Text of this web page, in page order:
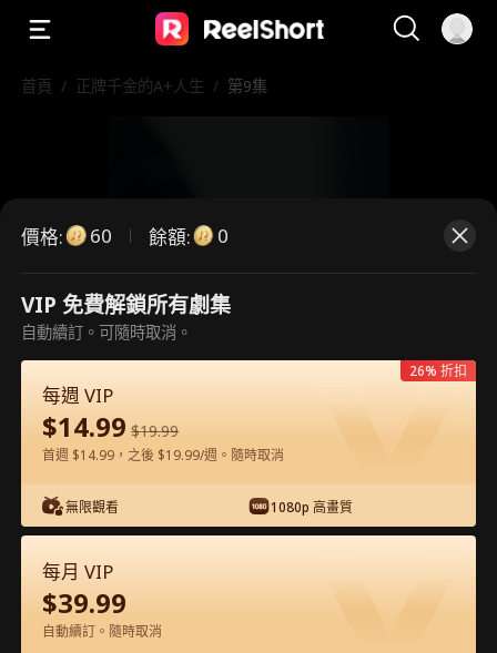
首頁 / 正牌千金的A+人生 / 第9集
這是付費劇集。請解鎖後觀看。
價格: 60 餘額: 0
VIP 免費解鎖所有劇集
自動續訂。可隨時取消。
每週 VIP
$14.99 $19.99
首週 $14.99，之後 $19.99/週。隨時取消
無限觀看 1080p 高畫質
26% 折扣
每月 VIP
$39.99
自動續訂。隨時取消